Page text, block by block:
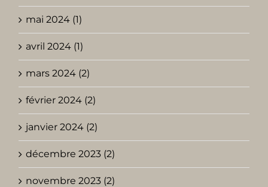
mai 2024 (1)
avril 2024 (1)
mars 2024 (2)
février 2024 (2)
janvier 2024 (2)
décembre 2023 (2)
novembre 2023 (2)